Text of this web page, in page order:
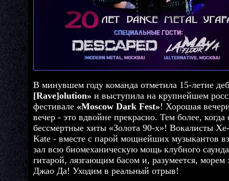
В минувшем году команда отметила 15-летие
[Rave]olution» и выступила на крупнейшем
фестивале «Moscow Dark Fest»! Хорошая
вечер - это вдвойне прекрасно. Тем более, когда
бессмертные хиты «Золота 90-х»! Вокалисты
Kate - вместе с парой мощнейших музыкантов
зал всю биомеханическую мощь клубного
гитарой, лязгающим басом и, разумеется,
Джао Да! Уходим в реальный отрыв!